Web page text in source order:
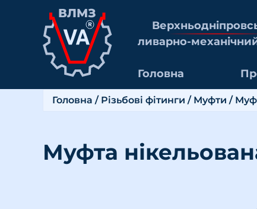
ливарно-
Головна
Головна / Різьбові фітинги / Муфти /
Муфта